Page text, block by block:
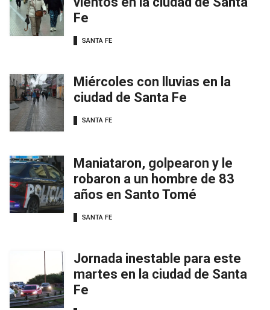
Fe
SANTA FE
Miércoles con lluvias en la
ciudad de Santa Fe
SANTA FE
Maniataron, golpearon y le
robaron a un hombre de 83
años en Santo Tomé
SANTA FE
Jornada inestable para este
martes en la ciudad de Santa
Fe